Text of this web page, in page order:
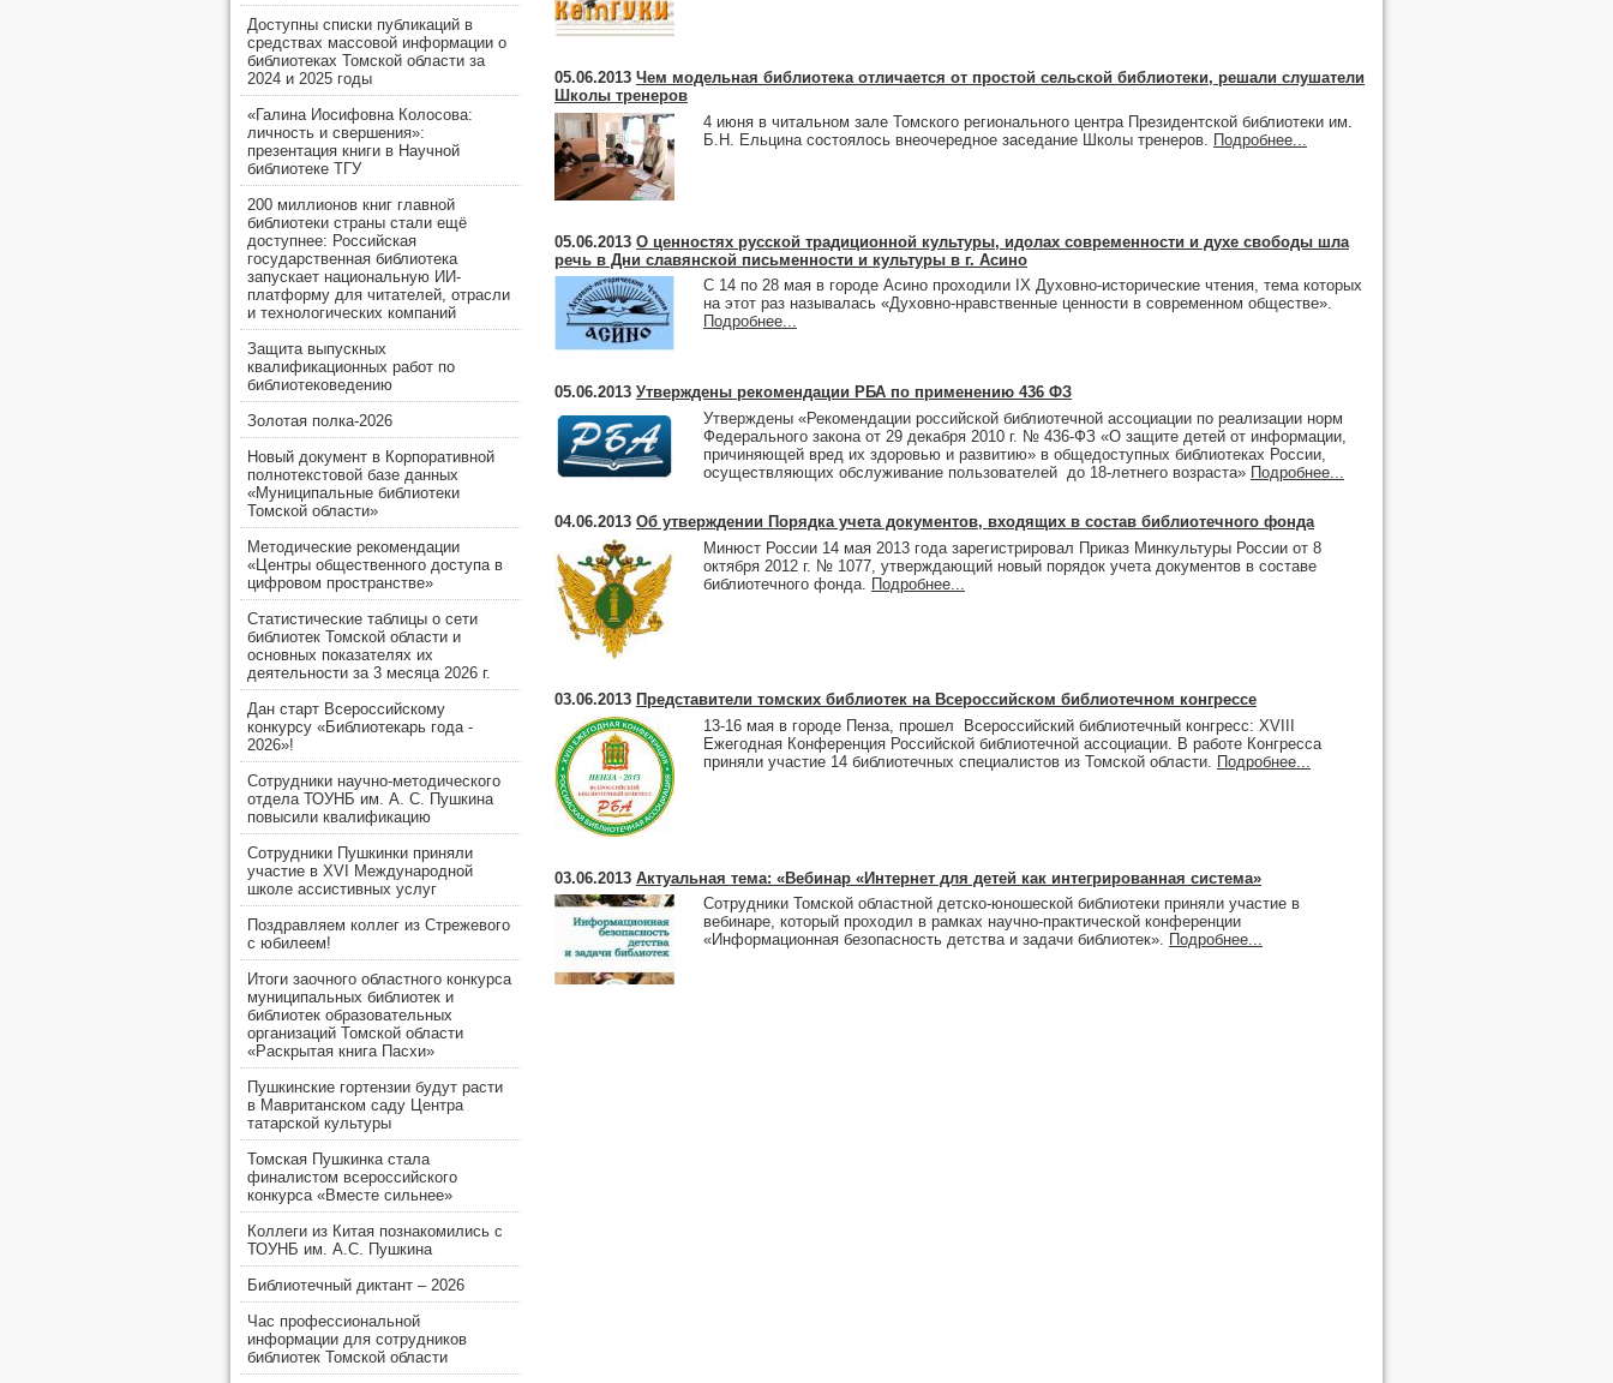
Доступны списки публикаций в
средствах массовой информации о
библиотеках Томской области за
2024 и 2025 годы
«Галина Иосифовна Колосова:
личность и свершения»:
презентация книги в Научной
библиотеке ТГУ
200 миллионов книг главной
библиотеки страны стали ещё
доступнее: Российская
государственная библиотека
запускает национальную ИИ-
платформу для читателей, отрасли
и технологических компаний
Защита выпускных
квалификационных работ по
библиотековедению
Золотая полка-2026
Новый документ в Корпоративной
полнотекстовой базе данных
«Муниципальные библиотеки
Томской области»
Методические рекомендации
«Центры общественного доступа в
цифровом пространстве»
Статистические таблицы о сети
библиотек Томской области и
основных показателях их
деятельности за 3 месяца 2026 г.
Дан старт Всероссийскому
конкурсу «Библиотекарь года -
2026»!
Сотрудники научно-методического
отдела ТОУНБ им. А. С. Пушкина
повысили квалификацию
Сотрудники Пушкинки приняли
участие в XVI Международной
школе ассистивных услуг
Поздравляем коллег из Стрежевого
с юбилеем!
Итоги заочного областного конкурса
муниципальных библиотек и
библиотек образовательных
организаций Томской области
«Раскрытая книга Пасхи»
Пушкинские гортензии будут расти
в Мавританском саду Центра
татарской культуры
Томская Пушкинка стала
финалистом всероссийского
конкурса «Вместе сильнее»
Коллеги из Китая познакомились с
ТОУНБ им. А.С. Пушкина
Библиотечный диктант – 2026
Час профессиональной
информации для сотрудников
библиотек Томской области
05.06.2013 Чем модельная библиотека отличается от простой сельской библиотеки, решали слушатели
Школы тренеров
4 июня в читальном зале Томского регионального центра Президентской библиотеки им.
Б.Н. Ельцина состоялось внеочередное заседание Школы тренеров.
Подробнее...
05.06.2013 О ценностях русской традиционной культуры, идолах современности и духе свободы шла
речь в Дни славянской письменности и культуры в г. Асино
C 14 по 28 мая в городе Асино проходили IX Духовно-исторические чтения, тема которых
на этот раз называлась «Духовно-нравственные ценности в современном обществе».
Подробнее...
05.06.2013 Утверждены рекомендации РБА по применению 436 ФЗ
Утверждены «Рекомендации российской библиотечной ассоциации по реализации норм
Федерального закона от 29 декабря 2010 г. № 436-ФЗ «О защите детей от информации,
причиняющей вред их здоровью и развитию» в общедоступных библиотеках России,
осуществляющих обслуживание пользователей до 18-летнего возраста» Подробнее...
04.06.2013 Об утверждении Порядка учета документов, входящих в состав библиотечного фонда
Минюст России 14 мая 2013 года зарегистрировал Приказ Минкультуры России от 8
октября 2012 г. № 1077, утверждающий новый порядок учета документов в составе
библиотечного фонда.
Подробнее...
03.06.2013 Представители томских библиотек на Всероссийском библиотечном конгрессе
13-16 мая в городе Пенза, прошел Всероссийский библиотечный конгресс: XVIII
Ежегодная Конференция Российской библиотечной ассоциации. В работе Конгресса
приняли участие 14 библиотечных специалистов из Томской области. Подробнее...
03.06.2013 Актуальная тема: «Вебинар «Интернет для детей как интегрированная система»
Сотрудники Томской областной детско-юношеской библиотеки приняли участие в
вебинаре, который проходил в рамках научно-практической конференции
«Информационная безопасность детства и задачи библиотек». Подробнее...